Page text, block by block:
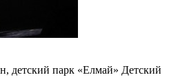
детский парк «Елмай» Детский